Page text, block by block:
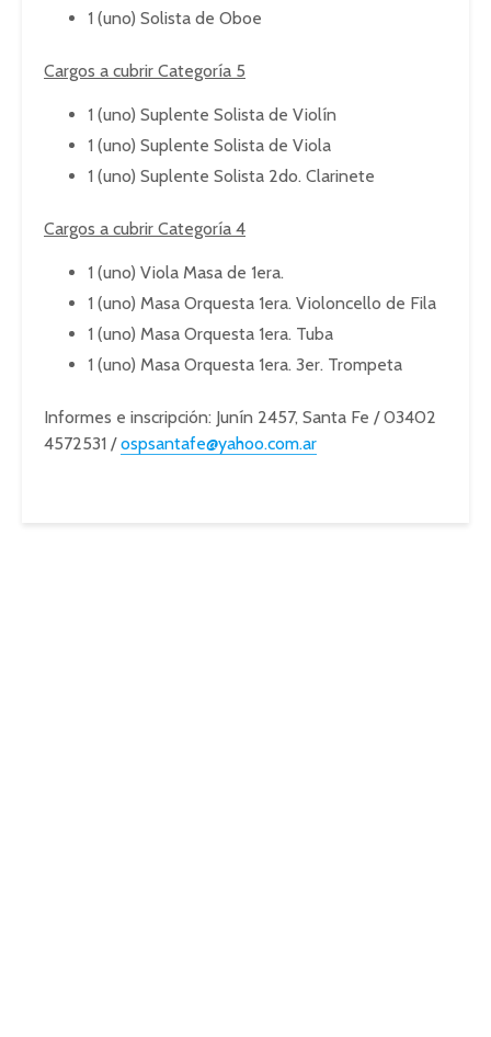
1 (uno) Solista de Oboe
Cargos a cubrir Categoría 5
1 (uno) Suplente Solista de Violín
1 (uno) Suplente Solista de Viola
1 (uno) Suplente Solista 2do. Clarinete
Cargos a cubrir Categoría 4
1 (uno) Viola Masa de 1era.
1 (uno) Masa Orquesta 1era. Violoncello de Fila
1 (uno) Masa Orquesta 1era. Tuba
1 (uno) Masa Orquesta 1era. 3er. Trompeta
Informes e inscripción: Junín 2457, Santa Fe / 03402
4572531 /ospsantafe@yahoo.com.ar